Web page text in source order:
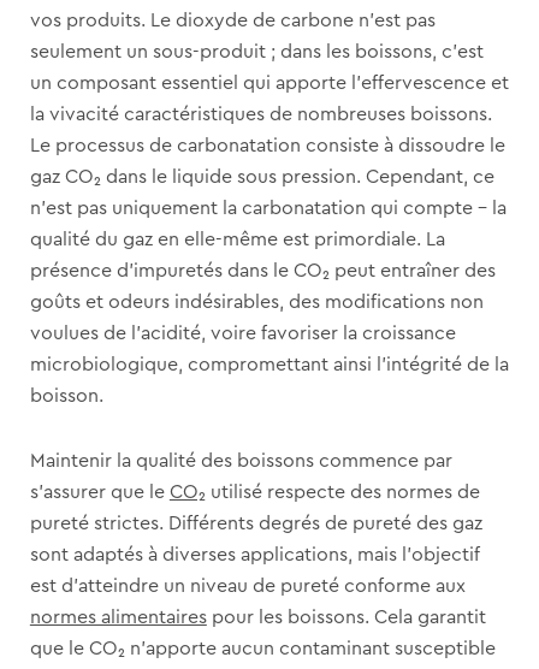
vos produits. Le dioxyde de carbone n’est pas
seulement un sous-produit ; dans les boissons, c’est
un composant essentiel qui apporte l’effervescence et
la vivacité caractéristiques de nombreuses boissons.
Le processus de carbonatation consiste à dissoudre le
gaz CO₂ dans le liquide sous pression. Cependant, ce
n’est pas uniquement la carbonatation qui compte – la
qualité du gaz en elle-même est primordiale. La
présence d’impuretés dans le CO₂ peut entraîner des
goûts et odeurs indésirables, des modifications non
voulues de l’acidité, voire favoriser la croissance
microbiologique, compromettant ainsi l’intégrité de la
boisson.
Maintenir la qualité des boissons commence par
s’assurer que le CO₂ utilisé respecte des normes de
pureté strictes. Différents degrés de pureté des gaz
sont adaptés à diverses applications, mais l’objectif
est d’atteindre un niveau de pureté conforme aux
normes alimentairespour les boissons. Cela garantit
que le CO₂ n’apporte aucun contaminant susceptible